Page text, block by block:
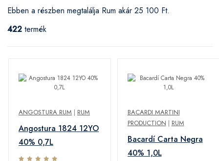
Ebben a részben megtalálja Rum akár 25 100 Ft.
422 termék
ANGOSTURA RUM | RUM
Angostura 1824 12YO
40% 0,7L
BACARDI MARTINI
PRODUCTION | RUM
Bacardí Carta Negra
40% 1,0L